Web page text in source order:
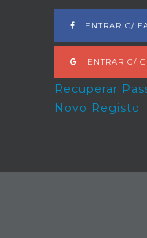
ENTRAR C/
ENTRAR C/
Recuperar
Novo Registo